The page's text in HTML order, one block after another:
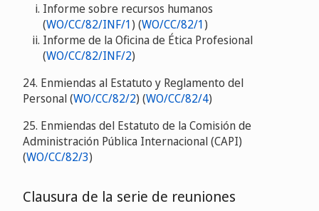
Informe sobre recursos humanos
(WO/CC/82/INF/1) (WO/CC/82/1)
Informe de la Oficina de Ética Profesional
(WO/CC/82/INF/2)
24. Enmiendas al Estatuto y Reglamento del
Personal (WO/CC/82/2) (WO/CC/82/4)
25. Enmiendas del Estatuto de la Comisión de
Administración Pública Internacional (CAPI)
(WO/CC/82/3)
Clausura de la serie de reuniones